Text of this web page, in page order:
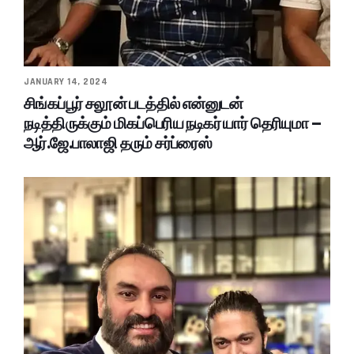
JANUARY 14, 2024
சிங்கப்பூர் சலூன் படத்தில் என்னுடன்
நடித்திருக்கும் மிகப்பெரிய நடிகர் யார் தெரியுமா –
ஆர்.ஜே.பாலாஜி தரும் சர்ப்ரைஸ்